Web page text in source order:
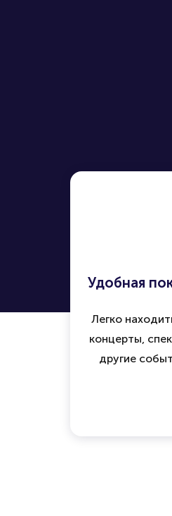
Удобная
Легко